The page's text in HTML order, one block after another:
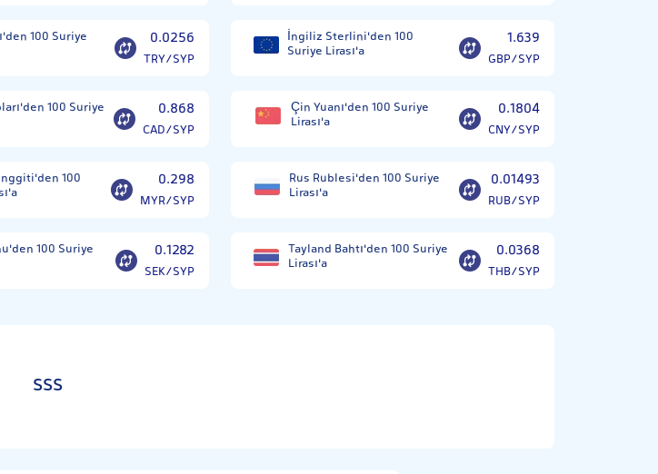
100 Suriye 0.0256
TRY/SYP
İngiliz Sterlini'den 100
Suriye Lirası'a
1.639
GBP/SYP
100 Suriye 0.868
CAD/SYP
Çin Yuanı'den 100 Suriye
Lirası'a
0.1804
CNY/SYP
100 0.298
MYR/SYP
Rus Rublesi'den 100 Suriye
Lirası'a
0.01493
RUB/SYP
100 Suriye 0.1282
SEK/SYP
Tayland Bahtı'den 100 Suriye
Lirası'a
0.0368
THB/SYP
SSS